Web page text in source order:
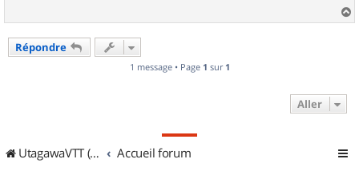
a
Répondre
1 message • Page 1 sur 1
Aller
UtagawaVTT (Randos VTT et VTTAE avec traces GPS) Accueil forum